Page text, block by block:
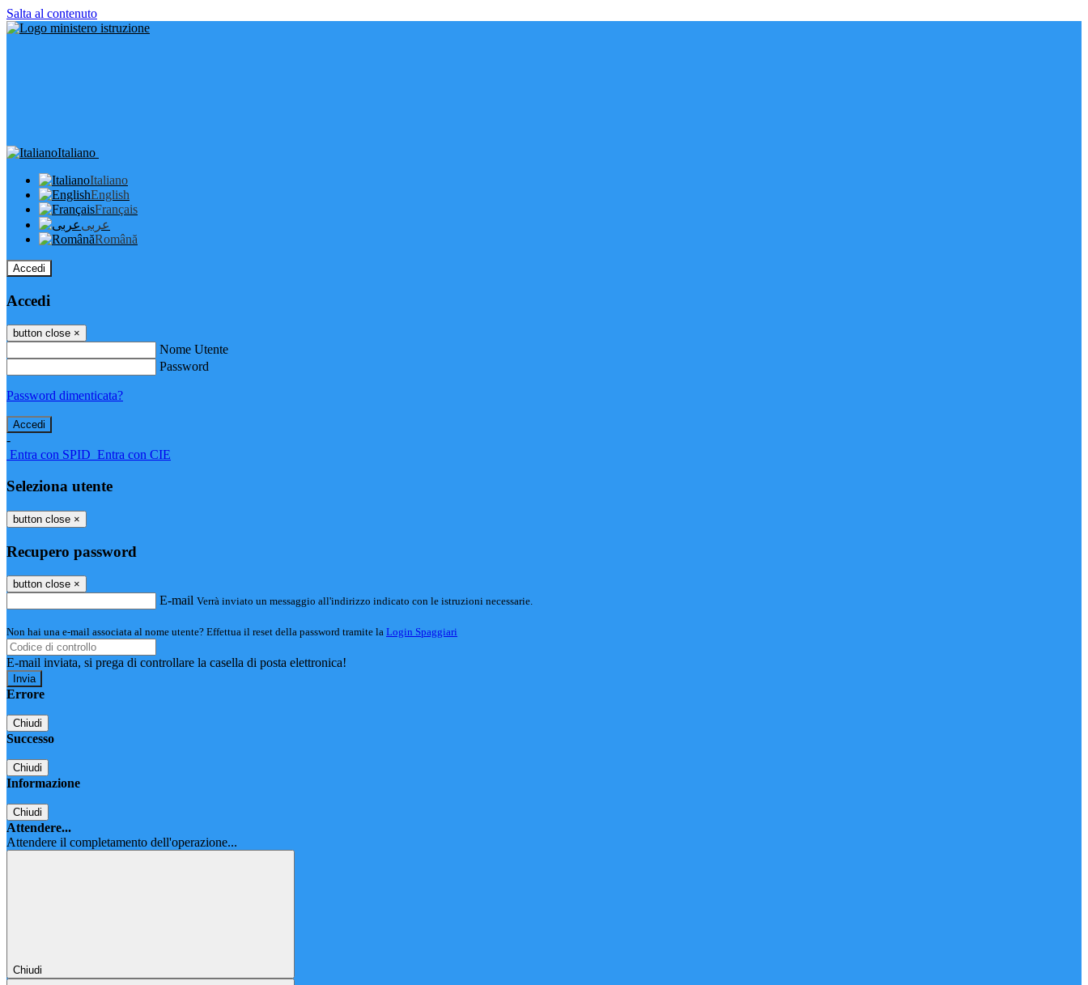
Salta al contenuto
Italiano
Italiano
English
Français
عربى
Română
Accedi
Accedi
button close ×
Nome Utente
Password
Password dimenticata?
-
Entra con SPID Entra con CIE
Seleziona utente
button close ×
Recupero password
button close ×
E-mail Verrà inviato un messaggio all'indirizzo indicato con le istruzioni necessarie.
Non hai una e-mail associata al nome utente? Effettua il reset della password tramite la Login Spaggiari
E-mail inviata, si prega di controllare la casella di posta elettronica!
Errore
Chiudi
Successo
Chiudi
Informazione
Chiudi
Attendere...
Attendere il completamento dell'operazione...
Chiudi